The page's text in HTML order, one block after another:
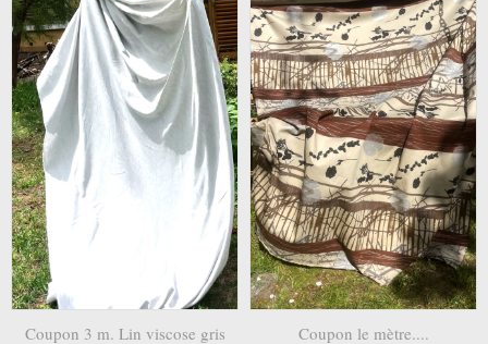
Coupon 3 m. Lin viscose gris Coupon le mètre....